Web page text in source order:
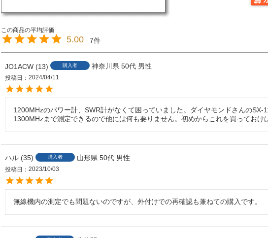
5.00 7
JO1ACW 13 購入者 神奈川県 50代 男性
投稿日 2024/04/11
1200MHzのパワー計、SWR計がなくて困っていました。ダイヤモンドさんのSX-
1300MHzまで測定できるので他には何も要りません。初めからこれを買っておけ
ハル 35 購入者 山形県 50代 男性
投稿日 2023/10/03
無線機内の測定でも問題ないのですが、外付けでの再確認も兼ねての購入です。